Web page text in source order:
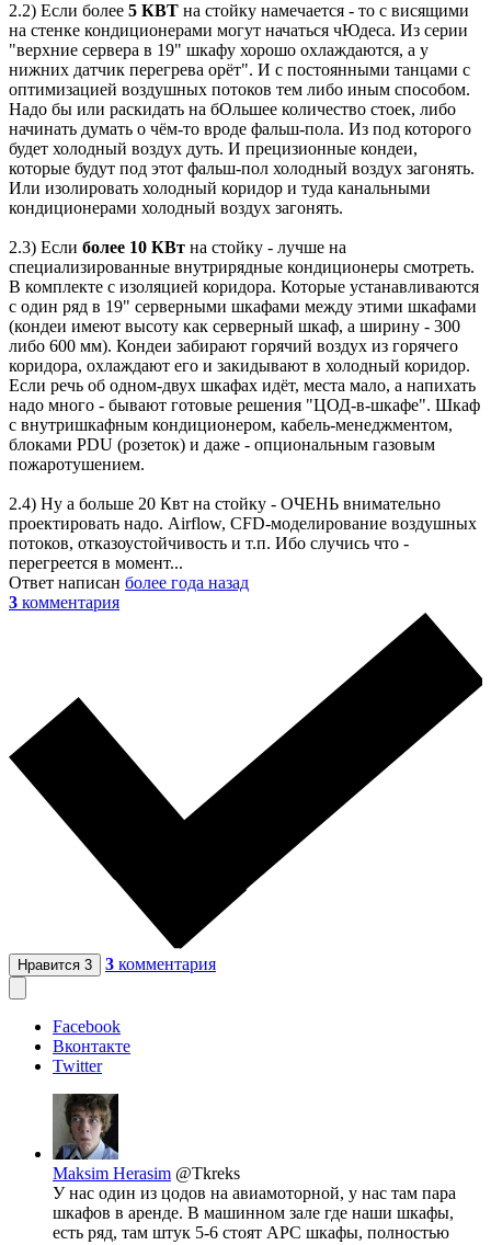
2.2) Если более 5 КВТ на стойку намечается - то с висящими
на стенке кондиционерами могут начаться чЮдеса. Из серии
"верхние сервера в 19" шкафу хорошо охлаждаются, а у
нижних датчик перегрева орёт". И с постоянными танцами с
оптимизацией воздушных потоков тем либо иным способом.
Надо бы или раскидать на бОльшее количество стоек, либо
начинать думать о чём-то вроде фальш-пола. Из под которого
будет холодный воздух дуть. И прецизионные кондеи,
которые будут под этот фальш-пол холодный воздух загонять.
Или изолировать холодный коридор и туда канальными
кондиционерами холодный воздух загонять.
2.3) Если более 10 КВт на стойку - лучше на
специализированные внутрирядные кондиционеры смотреть.
В комплекте с изоляцией коридора. Которые устанавливаются
с один ряд в 19" серверными шкафами между этими шкафами
(кондеи имеют высоту как серверный шкаф, а ширину - 300
либо 600 мм). Кондеи забирают горячий воздух из горячего
коридора, охлаждают его и закидывают в холодный коридор.
Если речь об одном-двух шкафах идёт, места мало, а напихать
надо много - бывают готовые решения "ЦОД-в-шкафе". Шкаф
с внутришкафным кондиционером, кабель-менеджментом,
блоками PDU (розеток) и даже - опциональным газовым
пожаротушением.
2.4) Ну а больше 20 Квт на стойку - ОЧЕНЬ внимательно
проектировать надо. Airflow, CFD-моделирование воздушных
потоков, отказоустойчивость и т.п. Ибо случись что -
перегреется в момент...
Ответ написан более года назад
3 комментария
Нравится 3 3 комментария
Facebook
Вконтакте
Twitter
Maksim Herasim @Tkreks
У нас один из цодов на авиамоторной, у нас там пара
шкафов в аренде. В машинном зале где наши шкафы,
есть ряд, там штук 5-6 стоят АРС шкафы, полностью